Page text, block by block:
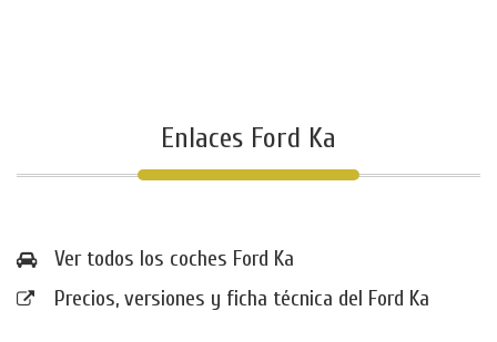
Enlaces Ford Ka
Ver todos los coches Ford Ka
Precios, versiones y ficha técnica del Ford Ka